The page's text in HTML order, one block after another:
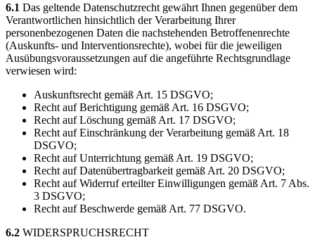
6.1 Das geltende Datenschutzrecht gewährt Ihnen gegenüber dem
Verantwortlichen hinsichtlich der Verarbeitung Ihrer
personenbezogenen Daten die nachstehenden Betroffenenrechte
(Auskunfts- und Interventionsrechte), wobei für die jeweiligen
Ausübungsvoraussetzungen auf die angeführte Rechtsgrundlage
verwiesen wird:
Auskunftsrecht gemäß Art. 15 DSGVO;
Recht auf Berichtigung gemäß Art. 16 DSGVO;
Recht auf Löschung gemäß Art. 17 DSGVO;
Recht auf Einschränkung der Verarbeitung gemäß Art. 18
DSGVO;
Recht auf Unterrichtung gemäß Art. 19 DSGVO;
Recht auf Datenübertragbarkeit gemäß Art. 20 DSGVO;
Recht auf Widerruf erteilter Einwilligungen gemäß Art. 7 Abs.
3 DSGVO;
Recht auf Beschwerde gemäß Art. 77 DSGVO.
6.2 WIDERSPRUCHSRECHT